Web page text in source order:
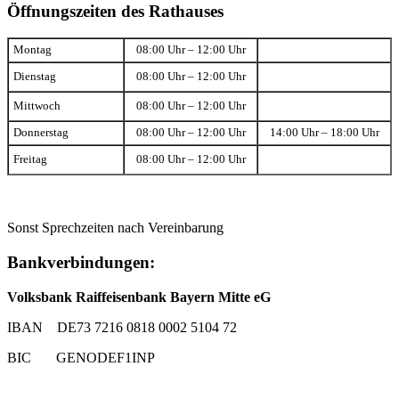
Öffnungszeiten des Rathauses
Montag 08:00 Uhr – 12:00 Uhr
Dienstag 08:00 Uhr – 12:00 Uhr
Mittwoch 08:00 Uhr – 12:00 Uhr
Donnerstag 08:00 Uhr – 12:00 Uhr 14:00 Uhr – 18:00 Uhr
Freitag 08:00 Uhr – 12:00 Uhr
Sonst Sprechzeiten nach Vereinbarung
Bankverbindungen:
Volksbank Raiffeisenbank Bayern Mitte eG
IBAN DE73 7216 0818 0002 5104 72
BIC GENODEF1INP